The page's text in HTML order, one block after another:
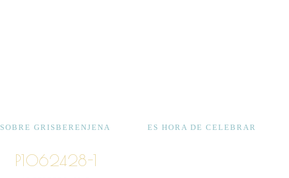
SOBRE GRISBERENJENA ES HORA DE CELEBRAR
P1062428-1